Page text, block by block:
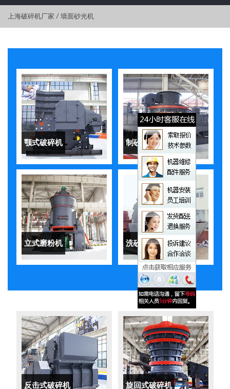
上海破碎机厂家 / 墙面砂光机
颚式破碎机 制砂机
立式磨粉机 洗砂机
反击式破碎机 旋回式破碎机